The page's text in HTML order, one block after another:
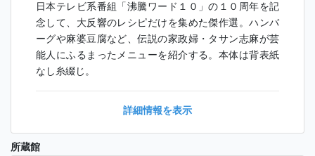
日本テレビ系番組「沸騰ワード１０」の１０周年を記
念して、大反響のレシピだけを集めた傑作選。ハンバ
ーグや麻婆豆腐など、伝説の家政婦・タサン志麻が芸
能人にふるまったメニューを紹介する。本体は背表紙
なし糸綴じ。
詳細情報を表示
所蔵館